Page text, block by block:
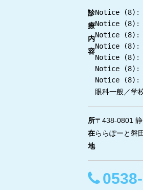
診
療
内
容
Notice (8) :
Notice (8) :
Notice (8) :
Notice (8) :
Notice (8) :
Notice (8) :
Notice (8) :
眼科一般／学
所
在
地
〒438-0801
ららぽーと磐